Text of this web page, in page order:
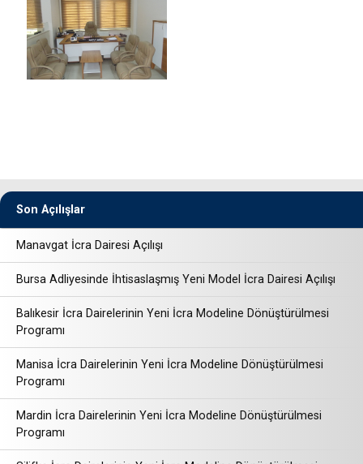
Son Açılışlar
Manavgat İcra Dairesi Açılışı
Bursa Adliyesinde İhtisaslaşmış Yeni Model İcra Dairesi Açılışı
Balıkesir İcra Dairelerinin Yeni İcra Modeline Dönüştürülmesi
Programı
Manisa İcra Dairelerinin Yeni İcra Modeline Dönüştürülmesi
Programı
Mardin İcra Dairelerinin Yeni İcra Modeline Dönüştürülmesi
Programı